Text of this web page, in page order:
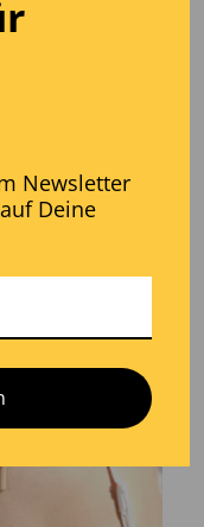
Newsletter
Deine